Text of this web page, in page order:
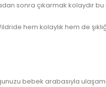
sonra çıkarmak kolaydır
hem kolaylık hem de
bebek arabasıyla